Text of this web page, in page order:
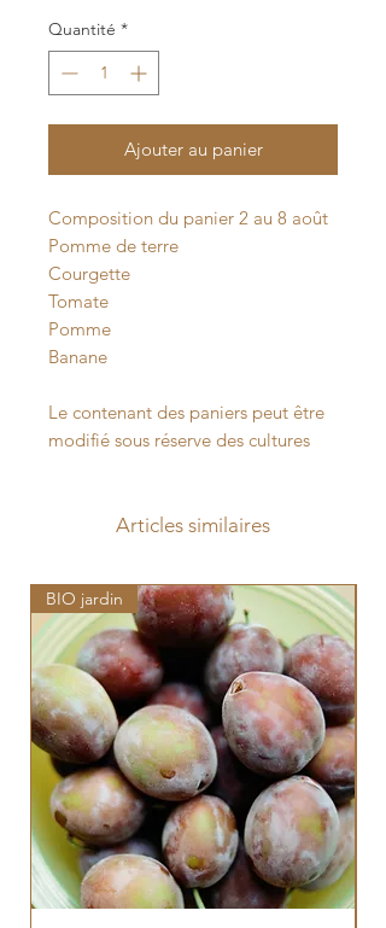
Quantité *
Ajouter au panier
Composition du panier 2 au 8 août
Pomme de terre
Courgette
Tomate
Pomme
Banane
Le contenant des paniers peut être
modifié sous réserve des cultures
Articles similaires
BIO jardin